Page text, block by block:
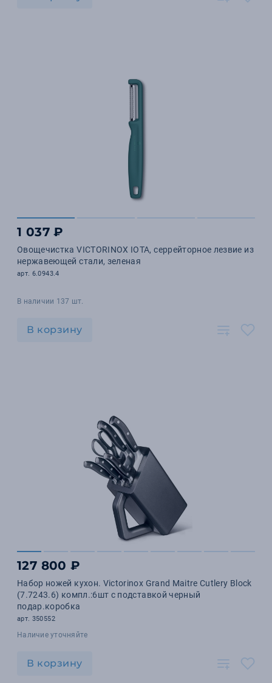
1 037 ₽
Овощечистка VICTORINOX IOTA, серрейторное лезвие из
нержавеющей стали, зеленая
арт. 6.0943.4
В наличии 137 шт.
В корзину
127 800 ₽
Набор ножей кухон. Victorinox Grand Maitre Cutlery Block
(7.7243.6) компл.:6шт с подставкой черный
подар.коробка
арт. 350552
Наличие уточняйте
В корзину